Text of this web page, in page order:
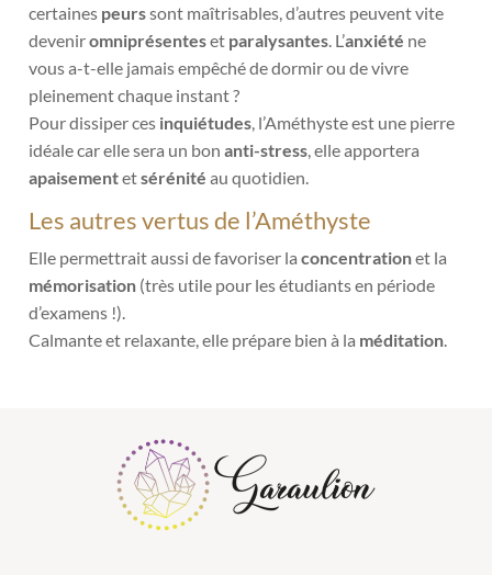
certaines peurssont maîtrisables, d’autres peuvent vite
deveniromniprésenteset paralysantes . L’anxiété ne
vous a-t-elle jamais empêché de dormir ou de vivre
pleinement chaque instant ?
Pour dissiper ces inquiétudes , l’Améthyste est une pierre
idéale car elle sera un bonanti-stress , elle apportera
apaisementetsérénité au quotidien.
Les autres vertus de l’Améthyste
Elle permettrait aussi de favoriser laconcentrationet la
mémorisation (très utile pour les étudiants en période
d’examens !).
Calmante et relaxante, elle prépare bien à la méditation